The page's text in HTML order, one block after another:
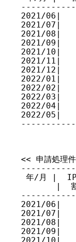
2021/06|
2021/07|
2021/08|
2021/09|
2021/10|
2021/11|
2021/12|
2022/01|
2022/02|
2022/03|
2022/04|
2022/05|
<< 申請処理
年/月 |
|
2021/
2021/
2021/
2021/